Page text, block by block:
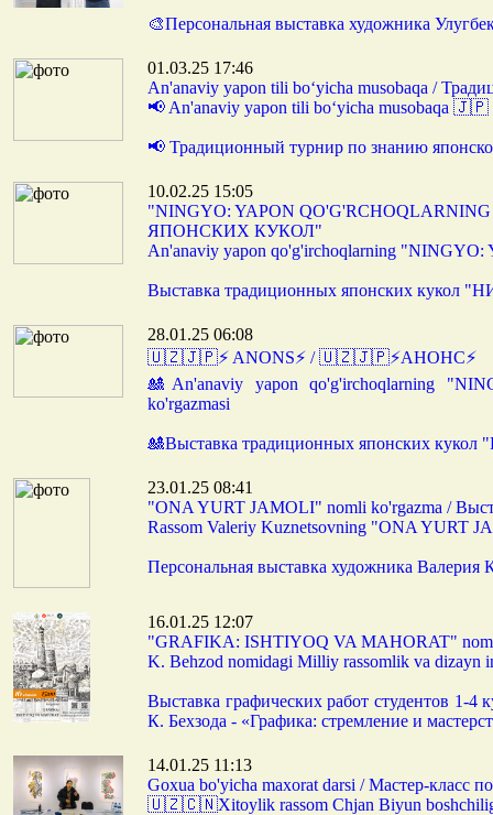
🎨Персональная выставка художника
01.03.25 17:46
An'anaviy yapon tili bo‘yicha musobaqa /
📢 An'anaviy yapon tili bo‘yicha musobaqa 🇯🇵
📢 Традиционный турнир по знанию
10.02.25 15:05
"NINGYO: YAPON
ЯПОНСКИХ КУКОЛ"
An'anaviy yapon qo'g'irchoqlarning
Выставка традиционных японских
28.01.25 06:08
🇺🇿🇯🇵⚡️ ANONS⚡️ / 🇺🇿🇯🇵⚡️АНОНС⚡️
🎎An'anaviy yapon qo'g'irchoqlarning
ko'rgazmasi
🎎Выставка традиционных японских
23.01.25 08:41
"ONA YURT JAMOLI" nomli ko'rgazma /
Rassom Valeriy Kuznetsovning "ONA YURT
Персональная выставка художника Валерия
16.01.25 12:07
"GRAFIKA: ISHTIYOQ VA MAHORAT"
K. Behzod nomidagi Milliy rassomlik va dizayn
Выставка графических работ студентов 1-
К. Бехзода - «Графика: стремление и
14.01.25 11:13
Goxua bo'yicha maxorat darsi / Мастер-класс
🇺🇿🇨🇳Xitoylik rassom Chjan Biyun